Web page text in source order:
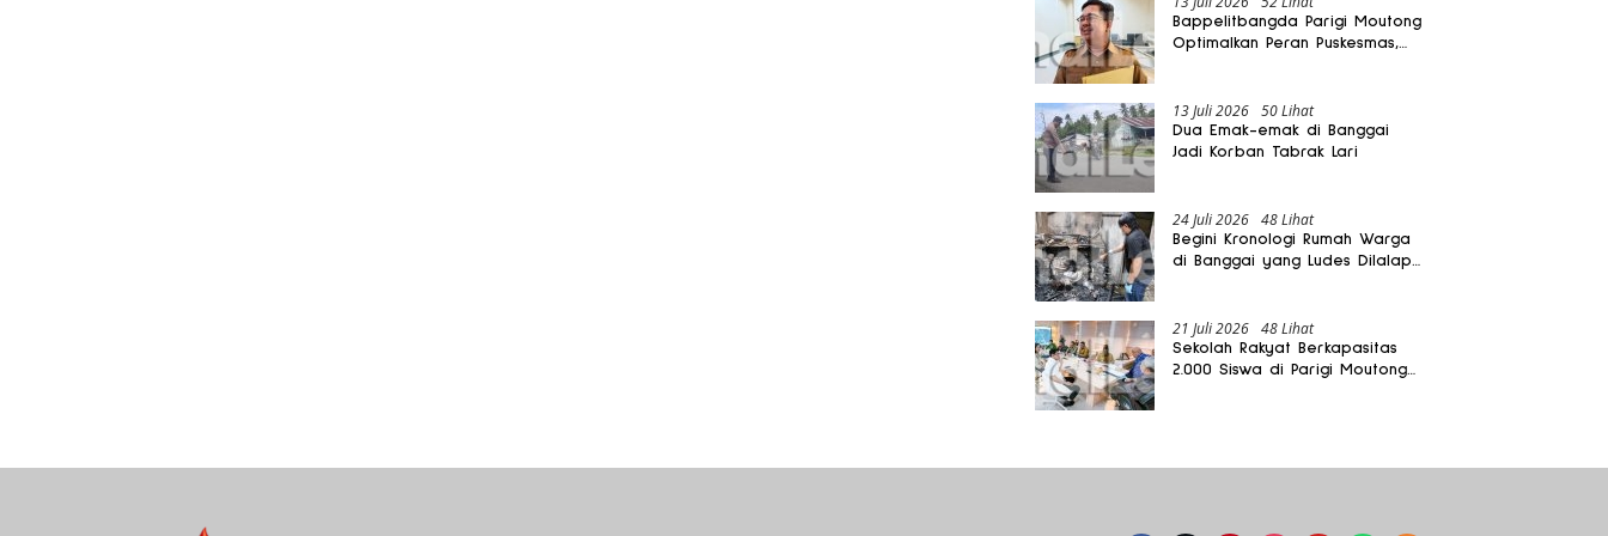
Bappelitbangda Parigi Moutong
Optimalkan Peran Puskesmas,
13 Juli 2026 50 Lihat
Dua Emak-emak di Banggai
Jadi Korban Tabrak Lari
24 Juli 2026 48 Lihat
Begini Kronologi Rumah Warga
di Banggai yang Ludes Dilalap
21 Juli 2026 48 Lihat
Sekolah Rakyat Berkapasitas
2.000 Siswa di Parigi Moutong